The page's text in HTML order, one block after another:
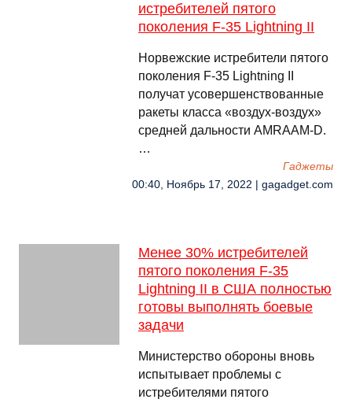
истребителей пятого
поколения F-35 Lightning II
Норвежские истребители пятого
поколения F-35 Lightning II
получат усовершенствованные
ракеты класса «воздух-воздух»
средней дальности AMRAAM-D.
…
Гаджеты
00:40, Ноябрь 17, 2022 | gagadget.com
Менее 30% истребителей
пятого поколения F-35
Lightning II в США полностью
готовы выполнять боевые
задачи
Министерство обороны вновь
испытывает проблемы с
истребителями пятого